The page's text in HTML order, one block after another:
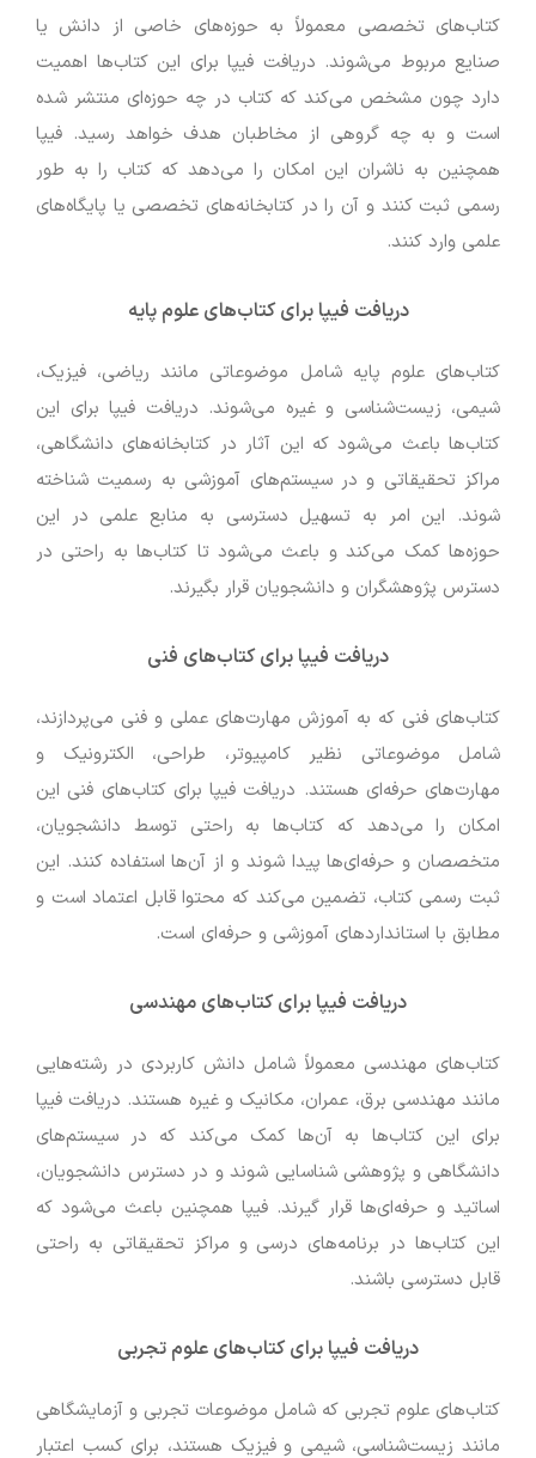
کتاب‌های تخصصی معمولاً به حوزه‌های خاصی از دانش یا
صنایع مربوط می‌شوند. دریافت فیپا برای این کتاب‌ها اهمیت
دارد چون مشخص می‌کند که کتاب در چه حوزه‌ای منتشر شده
است و به چه گروهی از مخاطبان هدف خواهد رسید. فیپا
همچنین به ناشران این امکان را می‌دهد که کتاب را به طور
رسمی ثبت کنند و آن را در کتابخانه‌های تخصصی یا پایگاه‌های
علمی وارد کنند.
دریافت فیپا برای کتاب‌های علوم پایه
کتاب‌های علوم پایه شامل موضوعاتی مانند ریاضی، فیزیک،
شیمی، زیست‌شناسی و غیره می‌شوند. دریافت فیپا برای این
کتاب‌ها باعث می‌شود که این آثار در کتابخانه‌های دانشگاهی،
مراکز تحقیقاتی و در سیستم‌های آموزشی به رسمیت شناخته
شوند. این امر به تسهیل دسترسی به منابع علمی در این
حوزه‌ها کمک می‌کند و باعث می‌شود تا کتاب‌ها به راحتی در
دسترس پژوهشگران و دانشجویان قرار بگیرند.
دریافت فیپا برای کتاب‌های فنی
کتاب‌های فنی که به آموزش مهارت‌های عملی و فنی می‌پردازند،
شامل موضوعاتی نظیر کامپیوتر، طراحی، الکترونیک و
مهارت‌های حرفه‌ای هستند. دریافت فیپا برای کتاب‌های فنی این
امکان را می‌دهد که کتاب‌ها به راحتی توسط دانشجویان،
متخصصان و حرفه‌ای‌ها پیدا شوند و از آن‌ها استفاده کنند. این
ثبت رسمی کتاب، تضمین می‌کند که محتوا قابل اعتماد است و
مطابق با استانداردهای آموزشی و حرفه‌ای است.
دریافت فیپا برای کتاب‌های مهندسی
کتاب‌های مهندسی معمولاً شامل دانش کاربردی در رشته‌هایی
مانند مهندسی برق، عمران، مکانیک و غیره هستند. دریافت فیپا
برای این کتاب‌ها به آن‌ها کمک می‌کند که در سیستم‌های
دانشگاهی و پژوهشی شناسایی شوند و در دسترس دانشجویان،
اساتید و حرفه‌ای‌ها قرار گیرند. فیپا همچنین باعث می‌شود که
این کتاب‌ها در برنامه‌های درسی و مراکز تحقیقاتی به راحتی
قابل دسترسی باشند.
دریافت فیپا برای کتاب‌های علوم تجربی
کتاب‌های علوم تجربی که شامل موضوعات تجربی و آزمایشگاهی
مانند زیست‌شناسی، شیمی و فیزیک هستند، برای کسب اعتبار